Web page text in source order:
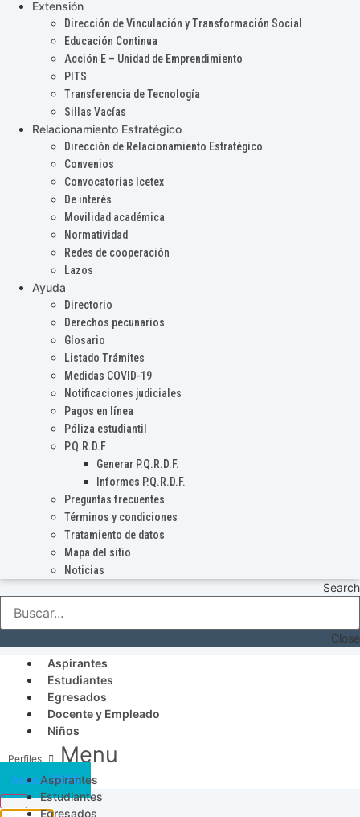
Extensión
Dirección de Vinculación y Transformación Social
Educación Continua
Acción E – Unidad de Emprendimiento
PITS
Transferencia de Tecnología
Sillas Vacías
Relacionamiento Estratégico
Dirección de Relacionamiento Estratégico
Convenios
Convocatorias Icetex
De interés
Movilidad académica
Normatividad
Redes de cooperación
Lazos
Ayuda
Directorio
Derechos pecunarios
Glosario
Listado Trámites
Medidas COVID-19
Notificaciones judiciales
Pagos en línea
Póliza estudiantil
P.Q.R.D.F
Generar P.Q.R.D.F.
Informes P.Q.R.D.F.
Preguntas frecuentes
Términos y condiciones
Tratamiento de datos
Mapa del sitio
Noticias
Search
Close
Aspirantes
Estudiantes
Egresados
Docente y Empleado
Niños
Menu
Aspirantes
Estudiantes
Egresados
Acceso SICAU